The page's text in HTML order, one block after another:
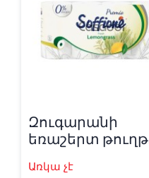
Զուգարանի
եռաշերտ թուղթ
Առկա չէ